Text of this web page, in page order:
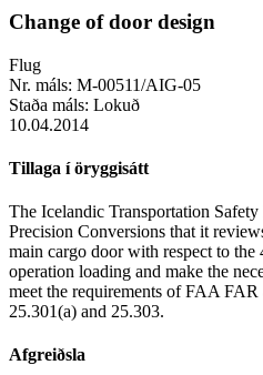
Change of door design
Flug
Nr. máls: M-00511/AIG-05
Staða máls: Lokuð
10.04.2014
Tillaga í öryggisátt
The Icelandic Transportation
Precision Conversions that it
main cargo door with respect to
operation loading and make the
meet the requirements of FAA
25.301(a) and 25.303.
Afgreiðsla